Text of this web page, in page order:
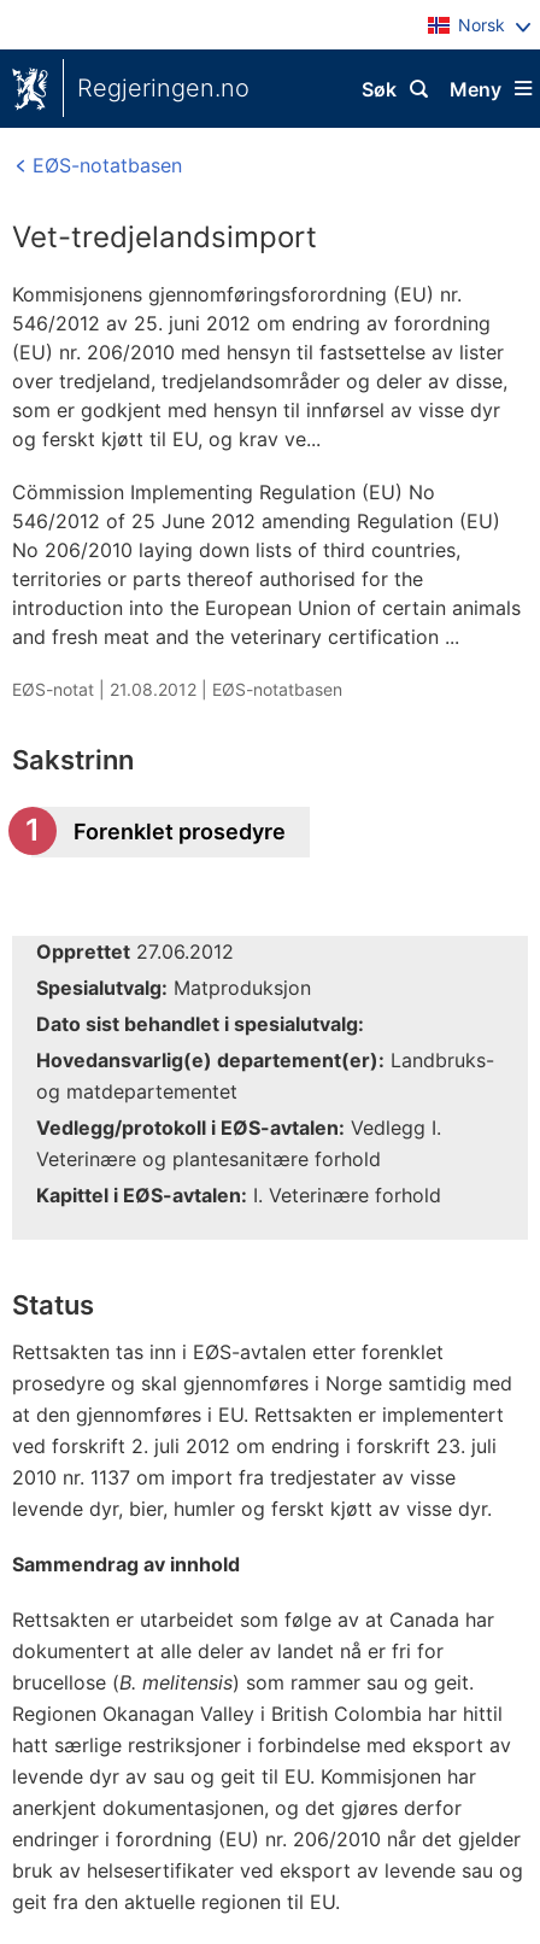
Norsk
Regjeringen.no Meny
Søk
EØS-notatbasen
Vet-tredjelandsimport
Kommisjonens gjennomføringsforordning (EU) nr.
546/2012 av 25. juni 2012 om endring av forordning
(EU) nr. 206/2010 med hensyn til fastsettelse av lister
over tredjeland, tredjelandsområder og deler av disse,
som er godkjent med hensyn til innførsel av visse dyr
og ferskt kjøtt til EU, og krav ve...
Cömmission Implementing Regulation (EU) No
546/2012 of 25 June 2012 amending Regulation (EU)
No 206/2010 laying down lists of third countries,
territories or parts thereof authorised for the
introduction into the European Union of certain animals
and fresh meat and the veterinary certification ...
EØS-notat | 21.08.2012 EØS-notatbasen
Sakstrinn
Forenklet prosedyre
Opprettet 27.06.2012
Spesialutvalg: Matproduksjon
Dato sist behandlet i spesialutvalg:
Hovedansvarlig(e) departement(er): Landbruks-
og matdepartementet
Vedlegg/protokoll i EØS-avtalen: Vedlegg I.
Veterinære og plantesanitære forhold
Kapittel i EØS-avtalen: I. Veterinære forhold
Status
Rettsakten tas inn i EØS-avtalen etter forenklet
prosedyre og skal gjennomføres i Norge samtidig med
at den gjennomføres i EU. Rettsakten er implementert
ved forskrift 2. juli 2012 om endring i forskrift 23. juli
2010 nr. 1137 om import fra tredjestater av visse
levende dyr, bier, humler og ferskt kjøtt av visse dyr.
Sammendrag av innhold
Rettsakten er utarbeidet som følge av at Canada har
dokumentert at alle deler av landet nå er fri for
brucellose (B. melitensis) som rammer sau og geit.
Regionen Okanagan Valley i British Colombia har hittil
hatt særlige restriksjoner i forbindelse med eksport av
levende dyr av sau og geit til EU. Kommisjonen har
anerkjent dokumentasjonen, og det gjøres derfor
endringer i forordning (EU) nr. 206/2010 når det gjelder
bruk av helsesertifikater ved eksport av levende sau og
geit fra den aktuelle regionen til EU.